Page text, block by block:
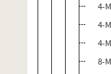
4-
4-
4-
8-